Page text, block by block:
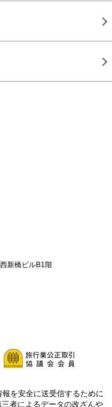
新橋ビルB1階
を安全に送受信するために
者によるデータの改ざんや